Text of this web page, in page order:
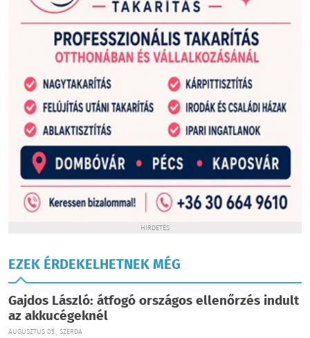
HIRDETÉS
EZEK ÉRDEKELHETNEK MÉG
Gajdos László: átfogó országos ellenőrzés indult
az akkucégeknél
AUGUSZTUS 05., SZERDA